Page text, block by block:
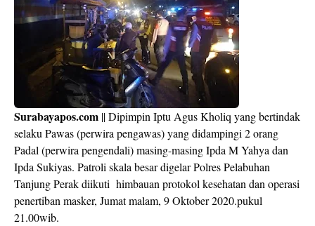
Surabayapos.com || Dipimpin Iptu Agus Kholiq yang bertindak
selaku Pawas (perwira pengawas) yang didampingi 2 orang
Padal (perwira pengendali) masing-masing Ipda M Yahya dan
Ipda Sukiyas. Patroli skala besar digelar Polres Pelabuhan
Tanjung Perak diikuti himbauan protokol kesehatan dan operasi
penertiban masker, Jumat malam, 9 Oktober 2020.pukul
21.00wib.